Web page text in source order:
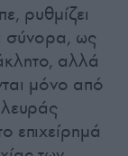
ρυθμίζει
σύνορα, ως
αλλά
μόνο από
επιχείρημά